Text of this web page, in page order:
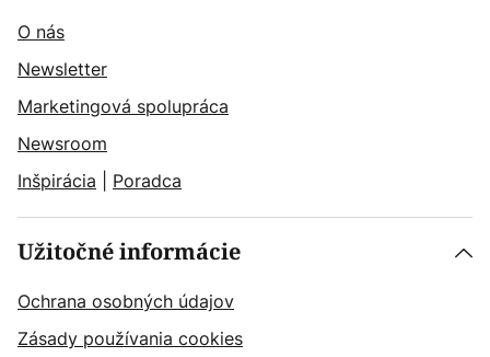
O nás
Newsletter
Marketingová spolupráca
Newsroom
Inšpirácia
Poradca
Užitočné informácie
Ochrana osobných údajov
Zásady používania cookies